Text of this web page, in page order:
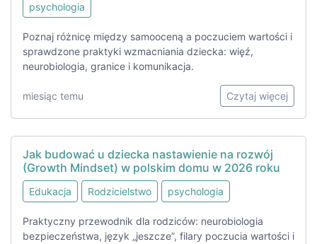
psychologia
Poznaj różnicę między samooceną a poczuciem wartości i
sprawdzone praktyki wzmacniania dziecka: więź,
neurobiologia, granice i komunikacja.
miesiąc temu Czytaj więcej
Jak budować u dziecka nastawienie na rozwój
(Growth Mindset) w polskim domu w 2026 roku
Edukacja Rodzicielstwo psychologia
Praktyczny przewodnik dla rodziców: neurobiologia
bezpieczeństwa, język „jeszcze”, filary poczucia wartości i